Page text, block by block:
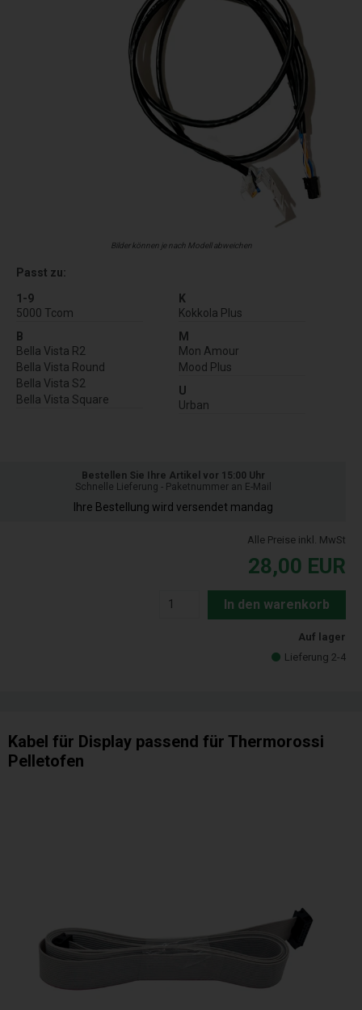
Bilder können je nach Modell abweichen
Passt zu:
1-9
5000 Tcom
B
Bella Vista R2
Bella Vista Round
Bella Vista S2
Bella Vista Square
K
Kokkola Plus
M
Mon Amour
Mood Plus
U
Urban
Bestellen Sie Ihre Artikel vor 15:00 Uhr
Schnelle Lieferung - Paketnummer an E-Mail
Ihre Bestellung wird versendet mandag
Alle Preise inkl. MwSt
28,00 EUR
In den warenkorb
Auf lager
Lieferung 2-4
Kabel für Display passend für Thermorossi
Pelletofen